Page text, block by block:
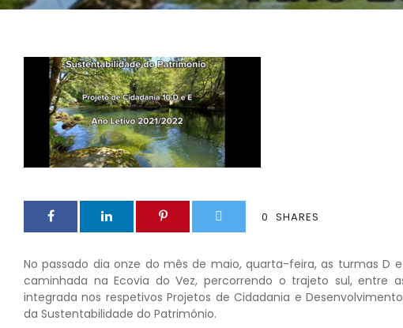
0 SHARES
No passado dia onze do mês de maio, quarta-feira, as turmas D
caminhada na Ecovia do Vez, percorrendo o trajeto sul, entre
integrada nos respetivos Projetos de Cidadania e
da Sustentabilidade do Património.